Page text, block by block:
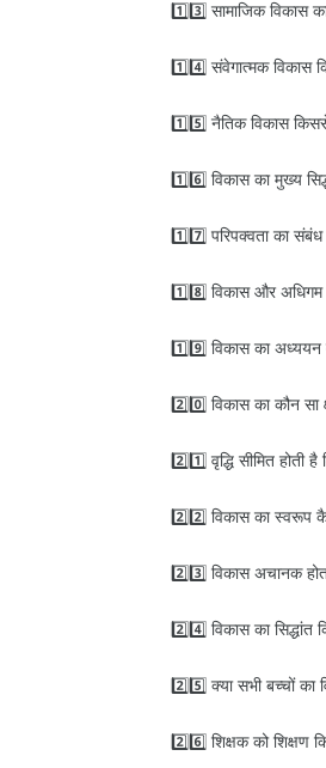
1️⃣3️⃣ सामाजिक विकास
1️⃣4️⃣ संवेगात्मक
1️⃣5️⃣ नैतिक विकास
1️⃣6️⃣ विकास का मुख्य
1️⃣7️⃣ परिपक्वता का
1️⃣8️⃣ विकास और
1️⃣9️⃣ विकास का
2️⃣0️⃣ विकास का कौन
2️⃣1️⃣ वृद्धि सीमित होती
2️⃣2️⃣ विकास का स्वरूप
2️⃣3️⃣ विकास अचानक
2️⃣4️⃣ विकास का
2️⃣5️⃣ क्या सभी बच्चों का
2️⃣6️⃣ शिक्षक को शिक्षण